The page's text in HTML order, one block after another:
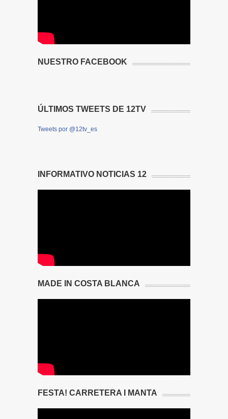
NUESTRO FACEBOOK
ÚLTIMOS TWEETS DE 12TV
Tweets por @12tv_es
INFORMATIVO NOTICIAS 12
MADE IN COSTA BLANCA
FESTA! CARRETERA I MANTA